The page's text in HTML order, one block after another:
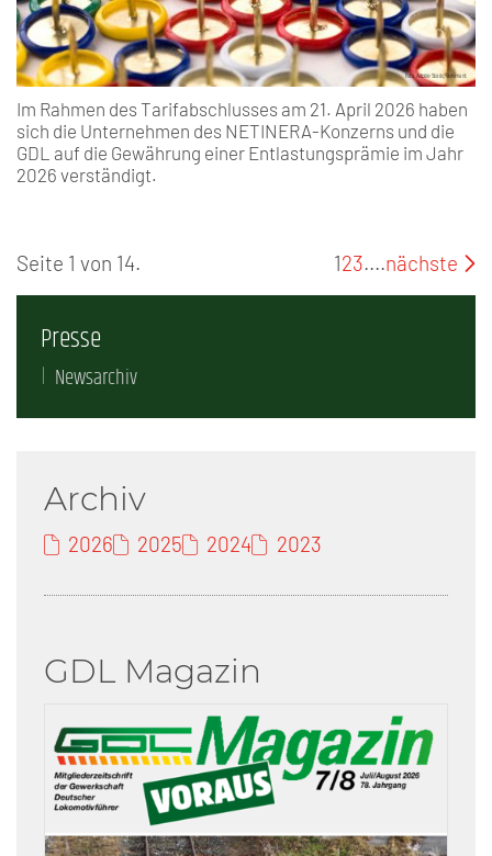
Im Rahmen des Tarifabschlusses am 21. April 2026 haben
sich die Unternehmen des NETINERA-Konzerns und die
GDL auf die Gewährung einer Entlastungsprämie im Jahr
2026 verständigt.
Seite 1 von 14. 123....nächste
Presse
Newsarchiv
Archiv
2026 2025 2024 2023
GDL Magazin